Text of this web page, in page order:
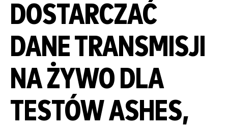
DOSTARCZAĆ
DANE TRANSMISJI
NA ŻYWO DLA
TESTÓW ASHES,